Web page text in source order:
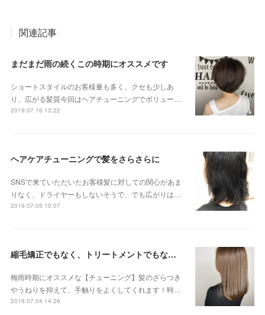
関連記事
まだまだ雨の続くこの時期にオススメです
ショートスタイルのお客様量も多く、クセも少しあ
り、広がる髪質今回はヘアチューニングでボリュー…
2019.07.16 13:22
ヘアケアチューニングで髪をさらさらに
SNSで来ていただいたお客様髪に対しての関心があま
りなく、ドライヤーもしないそうで、でも広がりは…
2019.07.05 15:07
縮毛矯正でもなく、トリートメントでもない 新感覚のストリートメントです😊
梅雨時期にオススメな【チューニング】髪のざらつき
やうねりを抑えて、手触りをよくしてくれます！時…
2019.07.04 14:26